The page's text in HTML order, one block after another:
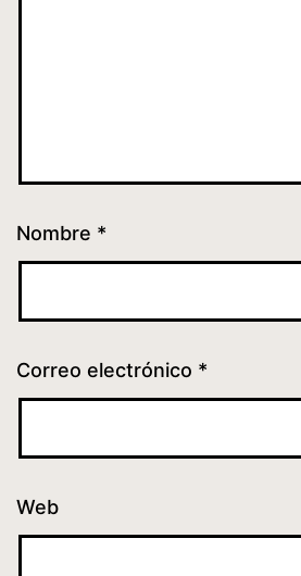
Nombre *
Correo electrónico *
Web